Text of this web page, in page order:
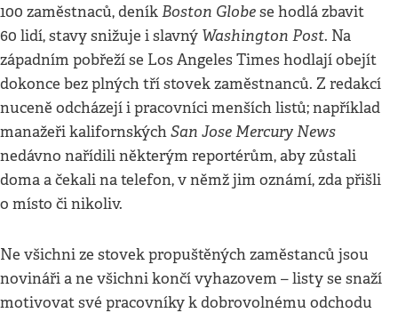
100 zaměstnaců, deníkBoston Globese hodlá zbavit
60 lidí, stavy snižuje i slavný Washington Post. Na
západním pobřeží se Los Angeles Times hodlají obejít
dokonce bez plných tří stovek zaměstnanců. Z redakcí
nuceně odcházejí i pracovníci menších listů; například
manažeři kalifornskýchSan Jose Mercury News
nedávno nařídili některým reportérům, aby zůstali
doma a čekali na telefon, v němž jim oznámí, zda přišli
o místo či nikoliv.
Ne všichni ze stovek propuštěných zaměstanců jsou
novináři a ne všichni končí vyhazovem – listy se snaží
motivovat své pracovníky k dobrovolnému odchodu